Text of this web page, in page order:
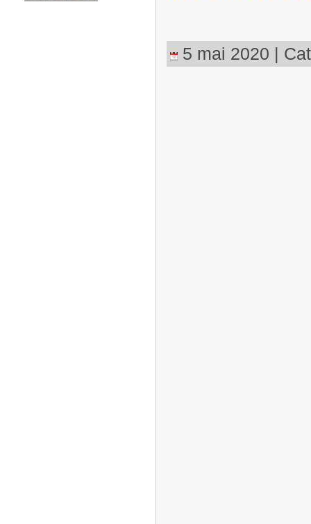
5 mai 2020 |